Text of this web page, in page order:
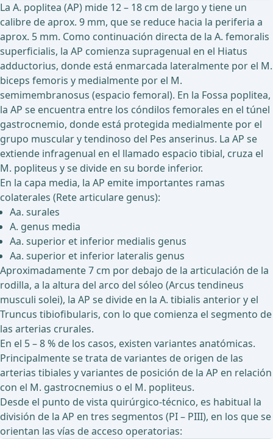
La A. poplitea (AP) mide 12 – 18 cm de largo y tiene un
calibre de aprox. 9 mm, que se reduce hacia la periferia a
aprox. 5 mm. Como continuación directa de la A. femoralis
superficialis, la AP comienza supragenual en el Hiatus
adductorius, donde está enmarcada lateralmente por el M.
biceps femoris y medialmente por el M.
semimembranosus (espacio femoral). En la Fossa poplitea,
la AP se encuentra entre los cóndilos femorales en el túnel
gastrocnemio, donde está protegida medialmente por el
grupo muscular y tendinoso del Pes anserinus. La AP se
extiende infragenual en el llamado espacio tibial, cruza el
M. popliteus y se divide en su borde inferior.
En la capa media, la AP emite importantes ramas
colaterales (Rete articulare genus):
Aa. surales
A. genus media
Aa. superior et inferior medialis genus
Aa. superior et inferior lateralis genus
Aproximadamente 7 cm por debajo de la articulación de la
rodilla, a la altura del arco del sóleo (Arcus tendineus
musculi solei), la AP se divide en la A. tibialis anterior y el
Truncus tibiofibularis, con lo que comienza el segmento de
las arterias crurales.
En el 5 – 8 % de los casos, existen variantes anatómicas.
Principalmente se trata de variantes de origen de las
arterias tibiales y variantes de posición de la AP en relación
con el M. gastrocnemius o el M. popliteus.
Desde el punto de vista quirúrgico-técnico, es habitual la
división de la AP en tres segmentos (PI – PIII), en los que se
orientan las vías de acceso operatorias: